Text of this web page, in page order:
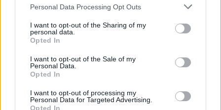
Please note that this website/app uses one or more Google
not limited to your visit or usage behaviour. You may click to
grant or deny consent to Google and its third-party tags to
use your data for below specified purposes in below Google
consent section.
Personal Data Processing Opt Outs
I want to opt-out of the Sharing of my
personal data.
Opted In
I want to opt-out of the Sale of my
Personal Data.
Opted In
I want to opt-out of processing my
Personal Data for Targeted Advertising.
Opted In
2022. december 20.
ünnepnapokon